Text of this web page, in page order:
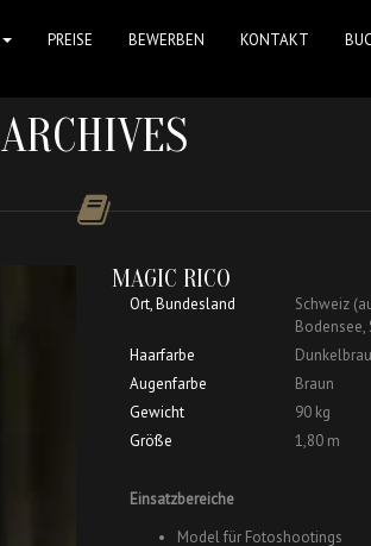
PREISE BEWERBEN KONTAKT
ARCHIVES
MAGIC RICO
Ort, Bundesland
Schweiz
Bodensee,
Haarfarbe
Augenfarbe
Braun
Gewicht
90 kg
Größe
1,80 m
Einsatzbereiche
Model für Fotoshootings